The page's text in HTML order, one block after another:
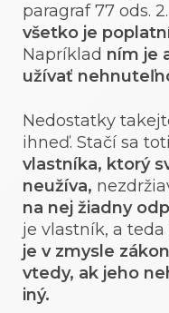
paragraf 77 ods.
všetko je
Napríklad ním je
užívať
Nedostatky
ihneď. Stačí sa
vlastníka, ktorý
neužíva,
na nej žiadny
je vlastník, a
je v zmysle
vtedy, ak jeho
iný.